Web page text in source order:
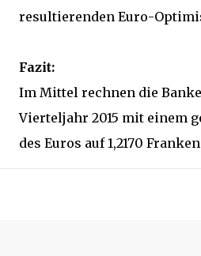
resultierenden Euro-
Fazit:
Im Mittel rechnen die
Vierteljahr 2015 mit einem
des Euros auf 1,2170